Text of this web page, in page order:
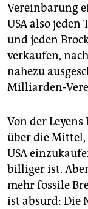
Vereinbarung
USA also jeden
und jeden
verkaufen,
nahezu
Milliarden-
Von der
über die Mittel,
USA
billiger ist.
mehr fossile
ist absurd: Die